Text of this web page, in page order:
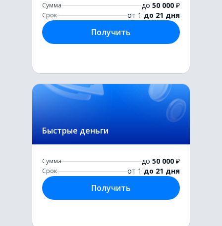
Сумма до 50 000 ₽
Срок от 1 до 21 дня
Получить
Быстрые деньги
Сумма до 50 000 ₽
Срок от 1 до 21 дня
Получить